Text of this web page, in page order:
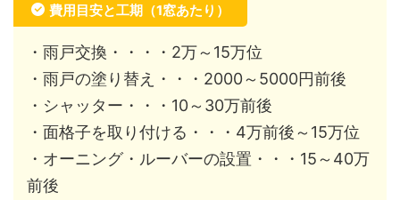
費用目安と工期（1窓あたり）
・雨戸交換・・・・2万～15万位
・雨戸の塗り替え・・・2000～5000円前後
・シャッター・・・10～30万前後
・面格子を取り付ける・・・4万前後～15万位
・オーニング・ルーバーの設置・・・15～40万
前後